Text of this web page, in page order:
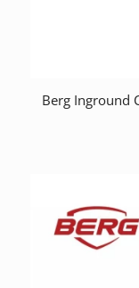
Berg Inground